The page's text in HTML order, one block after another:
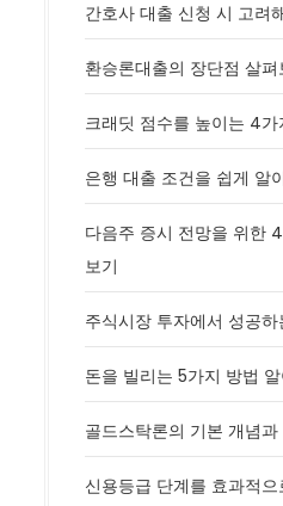
간호사 대출 신청 시 고려
환승론대출의 장단점 살펴
크래딧 점수를 높이는 4가
은행 대출 조건을 쉽게 알
다음주 증시 전망을 위한
보기
주식시장 투자에서 성공
돈을 빌리는 5가지 방법
골드스탁론의 기본 개념
신용등급 단계를 효과적